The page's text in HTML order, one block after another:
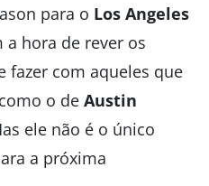
para o Los Angeles
a hora de rever os
fazer com aqueles que
o de Austin
ele não é o único
a próxima